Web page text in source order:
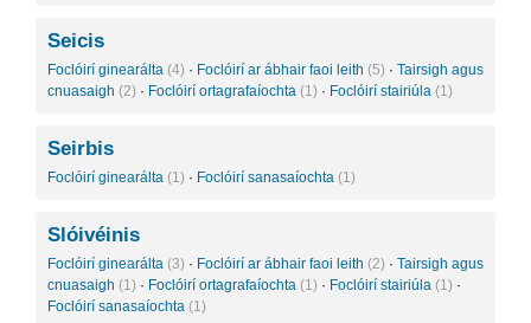
Seicis
Foclóirí ginearálta (4) · Foclóirí ar ábhair faoi leith (5) · Tairsigh agus
cnuasaigh (2) · Foclóirí ortagrafaíochta (1) · Foclóirí stairiúla (1)
Seirbis
Foclóirí ginearálta (1) · Foclóirí sanasaíochta (1)
Slóivéinis
Foclóirí ginearálta (3) · Foclóirí ar ábhair faoi leith (2) · Tairsigh agus
cnuasaigh (1) · Foclóirí ortagrafaíochta (1) · Foclóirí stairiúla (1) ·
Foclóirí sanasaíochta (1)